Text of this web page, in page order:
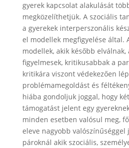
gyerek kapcsolat alakulását
megközelíthetjük. A szociális
a gyerekek interperszonális
el modellek megfigyelése által.
modellek, akik később
figyelmesek, kritikusabbak a
kritikára viszont védekezően
problémamegoldást és
hiába gondoljuk joggal, hogy
támogatást jelent egy
minden esetben valósul meg,
eleve nagyobb valószínűséggel
pároknál akik szociális,